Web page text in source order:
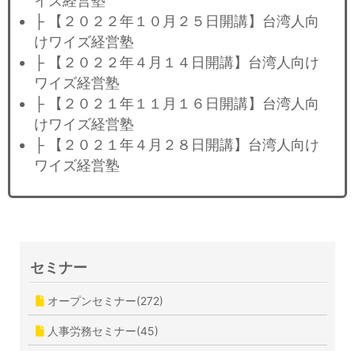
├ 【２０２２年１０月２５日開講】台湾人向
けワイズ経営塾
├ 【２０２２年４月１４日開講】台湾人向け
ワイズ経営塾
├ 【２０２１年１１月１６日開講】台湾人向
けワイズ経営塾
├ 【２０２１年４月２８日開講】台湾人向け
ワイズ経営塾
セミナー
オープンセミナー(272)
人事労務セミナー(45)